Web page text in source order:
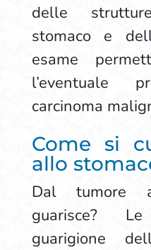
delle
stomaco e
esame
l’eventuale
carcinoma
Come si
allo
Dal tumore
guarisce?
guarigione